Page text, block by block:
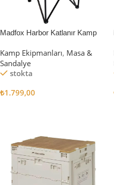
Madfox Harbor Katlanır Kamp
Kamp Ekipmanları, Masa &
Sandalye
stokta
₺1.799,00